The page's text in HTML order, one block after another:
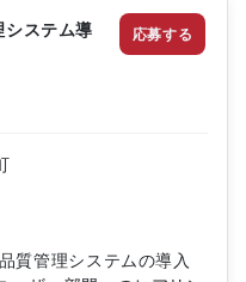
の機能追加および改修
用いた設計および開発作
程までの一連の開発対
の不具合修正および改
の整理およびドキュメ
システム導
質管理システムの導入
応募する